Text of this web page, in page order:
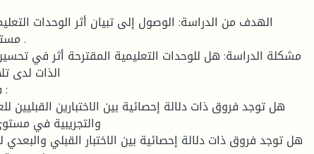
الهدف من الدراسة: الوصول إلى تبيان أثر الوحدات
مشكلة الدراسة: هل للوحدات التعليمية المقترحة أثر في
الذات لدى
والتجريبية في